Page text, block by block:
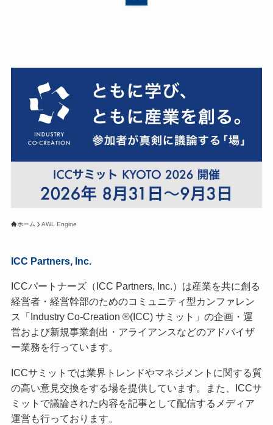
ホーム AWL Engine
ICC Partners, Inc.
ICCパートナーズ（ICC Partners, Inc.）は産業を共に創る
経営者・経営幹部のためのコミュニティ型カンファレン
ス「Industry Co-Creation ®(ICC) サミット」の企画・運
営および新規事業創出・アライアンスなどのアドバイザ
ー業務を行っています。
ICCサミットでは業界トレンドやマネジメントに関する質
の高い意見交換をする場を提供しています。また、ICCサ
ミットで議論された内容を記事として配信するメディア
運営も行っております。